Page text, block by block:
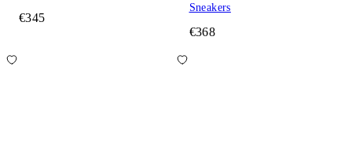
€345
Sneakers
€368